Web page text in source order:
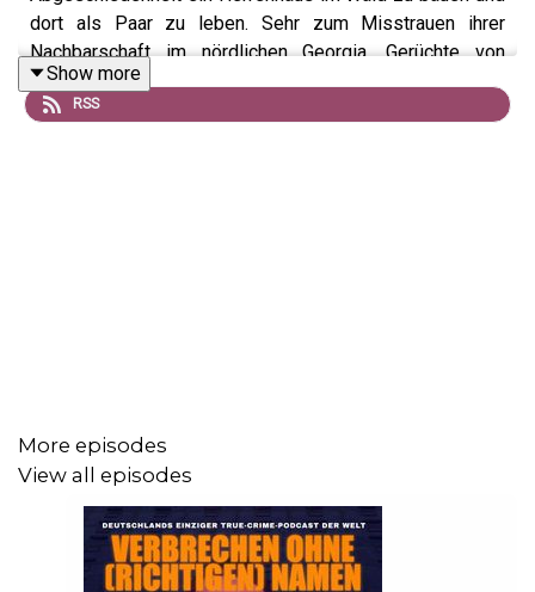
dort als Paar zu leben. Sehr zum Misstrauen ihrer
Nachbarschaft im nördlichen Georgia. Gerüchte von
Orgien und satanistischen Ritualen kommen auf - und
junge Menschen zu Besuch. Das geht genau so lange
https://podcastohnerichtigennamen.de/
Wichtige Links und viele Rabatte durch unsere
Werbepartner
Show more
RSS
More episodes
View all episodes